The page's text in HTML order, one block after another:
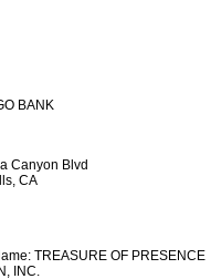
BANK
Canyon Blvd
CA
TREASURE OF PRESENCE
INC.